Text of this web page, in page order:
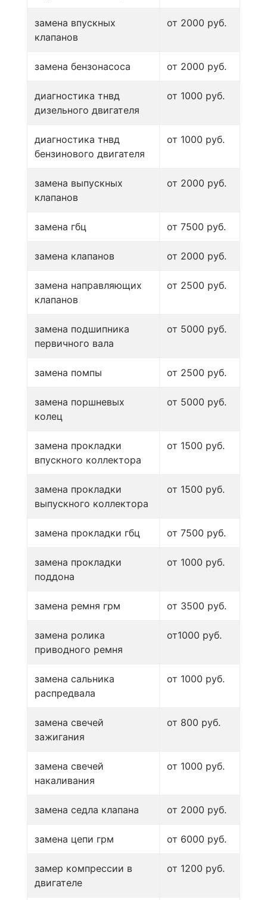
замена впускных
клапанов
от 2000 руб.
замена бензонасоса от 2000 руб.
диагностика тнвд
дизельного двигателя
от 1000 руб.
диагностика тнвд
бензинового двигателя
от 1000 руб.
замена выпускных
клапанов
от 2000 руб.
замена гбц от 7500 руб.
замена клапанов от 2000 руб.
замена направляющих
клапанов
от 2500 руб.
замена подшипника
первичного вала
от 5000 руб.
замена помпы от 2500 руб.
замена поршневых
колец
от 5000 руб.
замена прокладки
впускного коллектора
от 1500 руб.
замена прокладки
выпускного коллектора
от 1500 руб.
замена прокладки гбц от 7500 руб.
замена прокладки
поддона
от 1000 руб.
замена ремня грм от 3500 руб.
замена ролика
приводного ремня
от1000 руб.
замена сальника
распредвала
от 1000 руб.
замена свечей
зажигания
от 800 руб.
замена свечей
накаливания
от 1000 руб.
замена седла клапана от 2000 руб.
замена цепи грм от 6000 руб.
замер компрессии в
двигателе
от 1200 руб.